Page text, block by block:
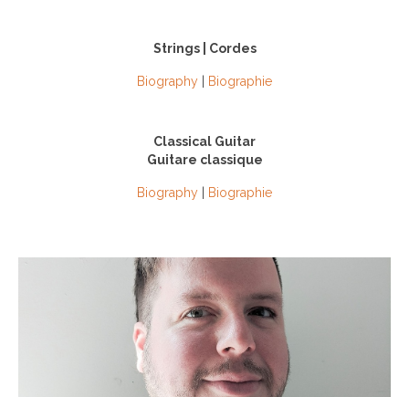
Strings | Cordes
Biography Biographie
Classical Guitar
Guitare classique
Biography Biographie